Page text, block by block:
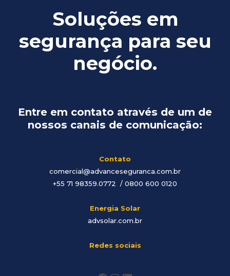
Soluções em
segurança para seu
negócio.
Entre em contato através de um de
nossos canais de comunicação:
Contato
comercial@advanceseguranca.com.br
+55 71 98359.0772 / 0800 600 0120
Energia Solar
advsolar.com.br
Redes sociais